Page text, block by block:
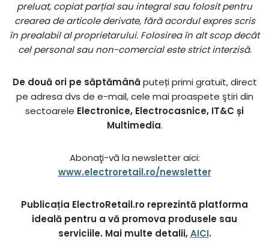
preluat, copiat parțial sau integral sau folosit pentru
crearea de articole derivate, fără acordul expres scris
în prealabil al proprietarului. Folosirea în alt scop decât
cel personal sau non-comercial este strict interzisă.
De două ori pe săptămânăputeți primi gratuit, direct
pe adresa dvs de e-mail, cele mai proaspete ştiri din
sectoarele Electronice, Electrocasnice, IT&C și
Multimedia.
Abonaţi-vă la newsletter aici:
www.electroretail.ro/newsletter
Publicația ElectroRetail.ro reprezintă platforma
ideală pentru a vă promova produsele sau
serviciile. Mai multe detalii,AICI.